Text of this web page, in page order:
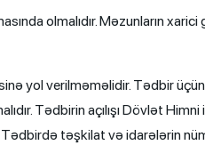
olmalıdır. Məzunların
yol verilməməlidir. Tədbir
Tədbirin açılışı Dövlət
təşkilat və idarələrin